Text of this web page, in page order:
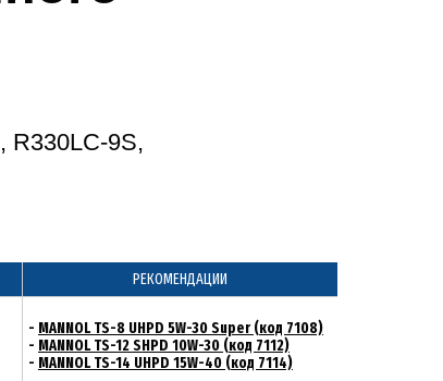
R330LC-9S,
РЕКОМЕНДАЦИИ
- MANNOL TS-8 UHPD 5W-30 Super (код 7108)
- MANNOL TS-12 SHPD 10W-30 (код 7112)
- MANNOL TS-14 UHPD 15W-40 (код 7114)